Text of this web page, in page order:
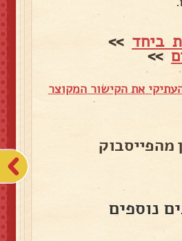
ביחד >>
>>
את הקישור המקוצר
מהפייסבוק
נוספים